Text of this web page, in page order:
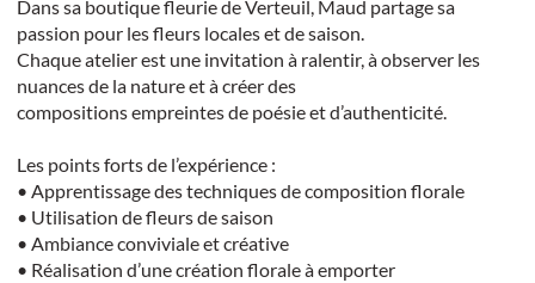
Dans sa boutique fleurie de Verteuil, Maud partage sa
passion pour les fleurs locales et de saison.
Chaque atelier est une invitation à ralentir, à observer les
nuances de la nature et à créer des
compositions empreintes de poésie et d’authenticité.
Les points forts de l’expérience :
• Apprentissage des techniques de composition florale
• Utilisation de fleurs de saison
• Ambiance conviviale et créative
• Réalisation d’une création florale à emporter